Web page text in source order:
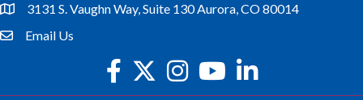
location3131 S. Vaughn Way, Suite 130 Aurora, CO 80014
emailEmail Us
facebook
twitterInstagramyoutube